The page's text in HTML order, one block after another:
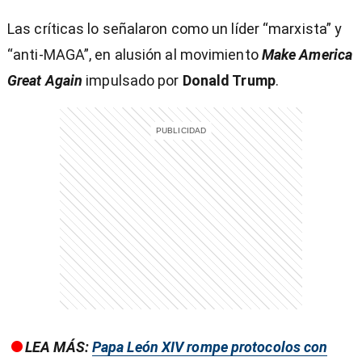
Las críticas lo señalaron como un líder “marxista” y
“anti-MAGA”, en alusión al movimientoMake America
Great Again impulsado por Donald Trump.
LEA MÁS:Papa León XIV rompe protocolos con